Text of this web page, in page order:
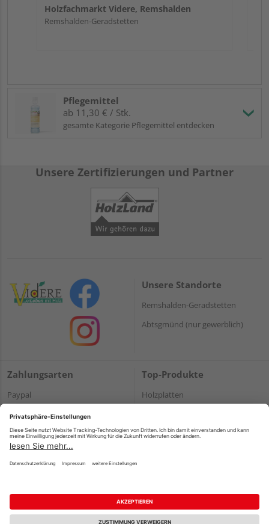
Holzfachmarkt Videre, Remshalden
Remshalden-Geradstetten
Pflegemittel
ab 11,30 € / Stk.
gesamte Kategorie Pflegemittel entdecken
Unsere Zertifizierungen und Partner
Unsere Standorte
Remshalden-Geradstetten
Abtsgmünd (nur gewerblich)
Zahlungsarten
Paypal
Onlineüberweisung
Kreditkarte
Rechnung*
Top-Produkte
Holzplatten
Terrassendielen
Datenschutz AGB Barrierefreiheitserklärung